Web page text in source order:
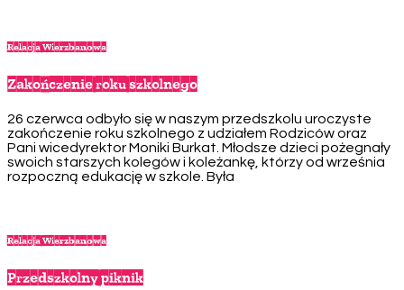
Relacja Wierzbanowa
Zakończenie roku szkolnego
26 czerwca odbyło się w naszym przedszkolu uroczyste
zakończenie roku szkolnego z udziałem Rodziców oraz
Pani wicedyrektor Moniki Burkat. Młodsze dzieci pożegnały
swoich starszych kolegów i koleżankę, którzy od września
rozpoczną edukację w szkole. Była
Relacja Wierzbanowa
Przedszkolny piknik